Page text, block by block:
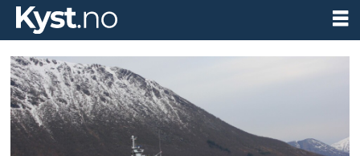
Tag:
miljølaks